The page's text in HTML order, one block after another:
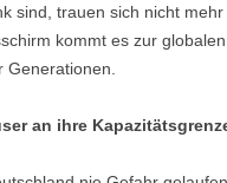
sind, trauen sich nicht
kommt es zur
Generationen.
an ihre